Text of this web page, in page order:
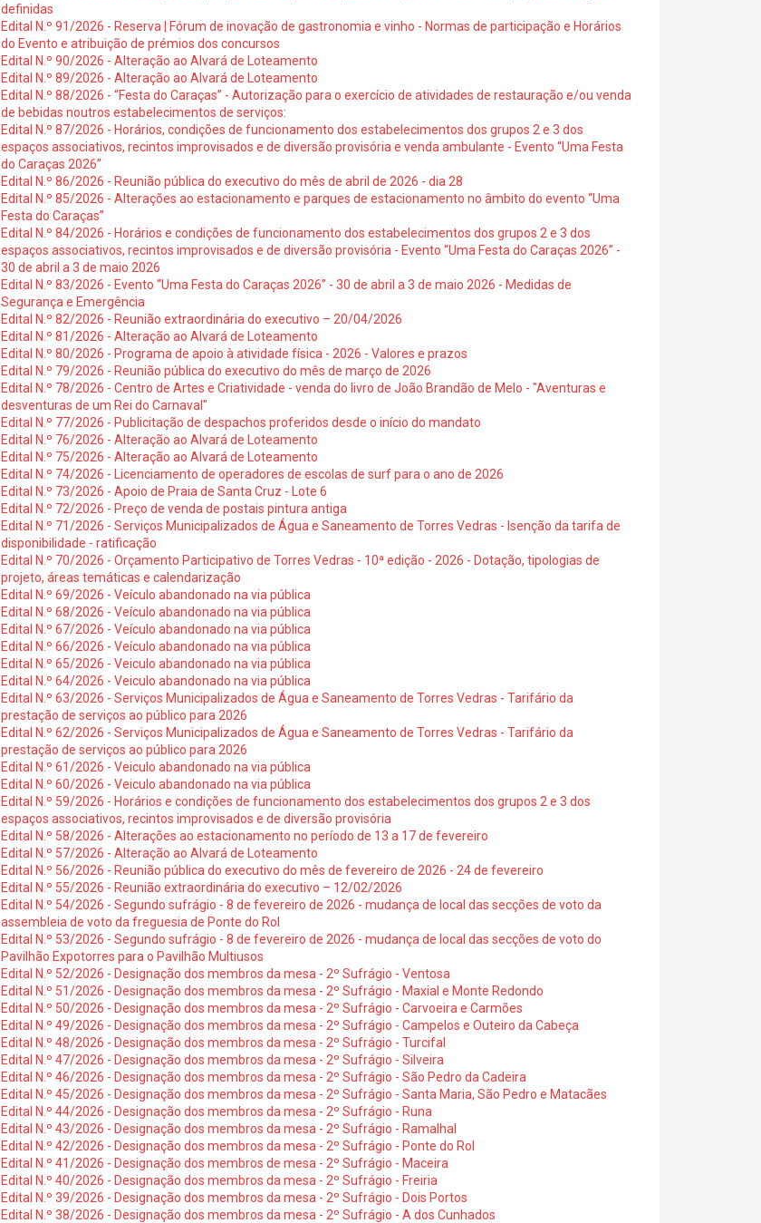
definidas
Edital N.º 91/2026 - Reserva | Fórum de inovação de gastronomia e vinho - Normas de participação e Horários
do Evento e atribuição de prémios dos concursos
Edital N.º 90/2026 - Alteração ao Alvará de Loteamento
Edital N.º 89/2026 - Alteração ao Alvará de Loteamento
Edital N.º 88/2026 - “Festa do Caraças” - Autorização para o exercício de atividades de restauração e/ou venda
de bebidas noutros estabelecimentos de serviços:
Edital N.º 87/2026 - Horários, condições de funcionamento dos estabelecimentos dos grupos 2 e 3 dos
espaços associativos, recintos improvisados e de diversão provisória e venda ambulante - Evento “Uma Festa
do Caraças 2026”
Edital N.º 86/2026 - Reunião pública do executivo do mês de abril de 2026 - dia 28
Edital N.º 85/2026 - Alterações ao estacionamento e parques de estacionamento no âmbito do evento “Uma
Festa do Caraças”
Edital N.º 84/2026 - Horários e condições de funcionamento dos estabelecimentos dos grupos 2 e 3 dos
espaços associativos, recintos improvisados e de diversão provisória - Evento “Uma Festa do Caraças 2026” -
30 de abril a 3 de maio 2026
Edital N.º 83/2026 - Evento “Uma Festa do Caraças 2026” - 30 de abril a 3 de maio 2026 - Medidas de
Segurança e Emergência
Edital N.º 82/2026 - Reunião extraordinária do executivo – 20/04/2026
Edital N.º 81/2026 - Alteração ao Alvará de Loteamento
Edital N.º 80/2026 - Programa de apoio à atividade física - 2026 - Valores e prazos
Edital N.º 79/2026 - Reunião pública do executivo do mês de março de 2026
Edital N.º 78/2026 - Centro de Artes e Criatividade - venda do livro de João Brandão de Melo - "Aventuras e
desventuras de um Rei do Carnaval"
Edital N.º 77/2026 - Publicitação de despachos proferidos desde o início do mandato
Edital N.º 76/2026 - Alteração ao Alvará de Loteamento
Edital N.º 75/2026 - Alteração ao Alvará de Loteamento
Edital N.º 74/2026 - Licenciamento de operadores de escolas de surf para o ano de 2026
Edital N.º 73/2026 - Apoio de Praia de Santa Cruz - Lote 6
Edital N.º 72/2026 - Preço de venda de postais pintura antiga
Edital N.º 71/2026 - Serviços Municipalizados de Água e Saneamento de Torres Vedras - Isenção da tarifa de
disponibilidade - ratificação
Edital N.º 70/2026 - Orçamento Participativo de Torres Vedras - 10ª edição - 2026 - Dotação, tipologias de
projeto, áreas temáticas e calendarização
Edital N.º 69/2026 - Veículo abandonado na via pública
Edital N.º 68/2026 - Veículo abandonado na via pública
Edital N.º 67/2026 - Veículo abandonado na via pública
Edital N.º 66/2026 - Veículo abandonado na via pública
Edital N.º 65/2026 - Veiculo abandonado na via pública
Edital N.º 64/2026 - Veiculo abandonado na via pública
Edital N.º 63/2026 - Serviços Municipalizados de Água e Saneamento de Torres Vedras - Tarifário da
prestação de serviços ao público para 2026
Edital N.º 62/2026 - Serviços Municipalizados de Água e Saneamento de Torres Vedras - Tarifário da
prestação de serviços ao público para 2026
Edital N.º 61/2026 - Veiculo abandonado na via pública
Edital N.º 60/2026 - Veiculo abandonado na via pública
Edital N.º 59/2026 - Horários e condições de funcionamento dos estabelecimentos dos grupos 2 e 3 dos
espaços associativos, recintos improvisados e de diversão provisória
Edital N.º 58/2026 - Alterações ao estacionamento no período de 13 a 17 de fevereiro
Edital N.º 57/2026 - Alteração ao Alvará de Loteamento
Edital N.º 56/2026 - Reunião pública do executivo do mês de fevereiro de 2026 - 24 de fevereiro
Edital N.º 55/2026 - Reunião extraordinária do executivo – 12/02/2026
Edital N.º 54/2026 - Segundo sufrágio - 8 de fevereiro de 2026 - mudança de local das secções de voto da
assembleia de voto da freguesia de Ponte do Rol
Edital N.º 53/2026 - Segundo sufrágio - 8 de fevereiro de 2026 - mudança de local das secções de voto do
Pavilhão Expotorres para o Pavilhão Multiusos
Edital N.º 52/2026 - Designação dos membros da mesa - 2º Sufrágio - Ventosa
Edital N.º 51/2026 - Designação dos membros da mesa - 2º Sufrágio - Maxial e Monte Redondo
Edital N.º 50/2026 - Designação dos membros da mesa - 2º Sufrágio - Carvoeira e Carmões
Edital N.º 49/2026 - Designação dos membros da mesa - 2º Sufrágio - Campelos e Outeiro da Cabeça
Edital N.º 48/2026 - Designação dos membros da mesa - 2º Sufrágio - Turcifal
Edital N.º 47/2026 - Designação dos membros da mesa - 2º Sufrágio - Silveira
Edital N.º 46/2026 - Designação dos membros da mesa - 2º Sufrágio - São Pedro da Cadeira
Edital N.º 45/2026 - Designação dos membros da mesa - 2º Sufrágio - Santa Maria, São Pedro e Matacães
Edital N.º 44/2026 - Designação dos membros da mesa - 2º Sufrágio - Runa
Edital N.º 43/2026 - Designação dos membros da mesa - 2º Sufrágio - Ramalhal
Edital N.º 42/2026 - Designação dos membros da mesa - 2º Sufrágio - Ponte do Rol
Edital N.º 41/2026 - Designação dos membros de mesa - 2º Sufrágio - Maceira
Edital N.º 40/2026 - Designação dos membros da mesa - 2º Sufrágio - Freiria
Edital N.º 39/2026 - Designação dos membros da mesa - 2º Sufrágio - Dois Portos
Edital N.º 38/2026 - Designação dos membros da mesa - 2º Sufrágio - A dos Cunhados